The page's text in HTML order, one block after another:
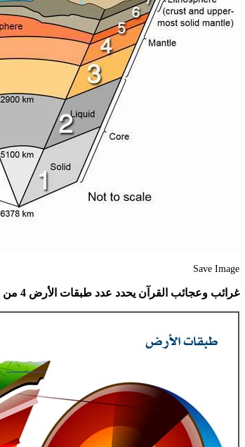
Save Image
غرائب وعجائب القرآن يحدد عدد طبقات الأرض 4 من الصور من Facebook